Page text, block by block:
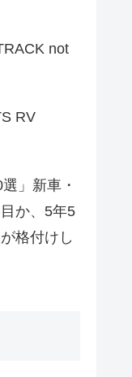
not
RV
」新車・
か、5年5
格付けし